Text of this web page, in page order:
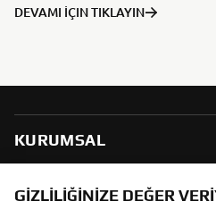
DEVAMI İÇIN TIKLAYIN
KURUMSAL
B2B
GIZLILIĞINIZE DEĞER